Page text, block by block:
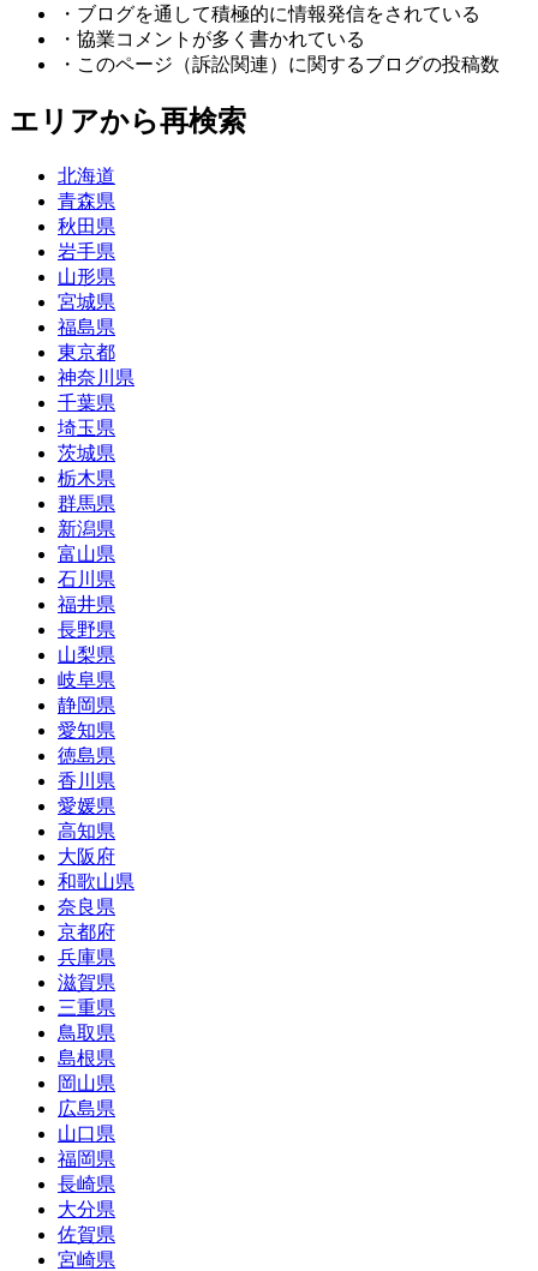
・ブログを通して積極的に情報発信をされている
・協業コメントが多く書かれている
・このページ（訴訟関連）に関するブログの投稿数
エリアから再検索
北海道
青森県
秋田県
岩手県
山形県
宮城県
福島県
東京都
神奈川県
千葉県
埼玉県
茨城県
栃木県
群馬県
新潟県
富山県
石川県
福井県
長野県
山梨県
岐阜県
静岡県
愛知県
徳島県
香川県
愛媛県
高知県
大阪府
和歌山県
奈良県
京都府
兵庫県
滋賀県
三重県
鳥取県
島根県
岡山県
広島県
山口県
福岡県
長崎県
大分県
佐賀県
宮崎県